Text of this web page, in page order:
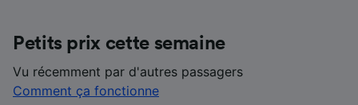
Petits prix cette semaine
Vu récemment par d'autres passagers
Comment ça fonctionne